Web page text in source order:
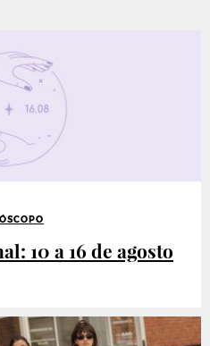
10 a 16 de agosto